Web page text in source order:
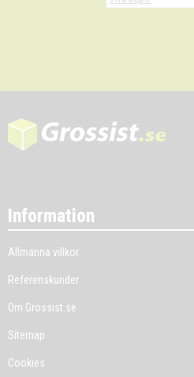
Information
Allmänna villkor
Referenskunder
Om Grossist.se
Sitemap
Cookies